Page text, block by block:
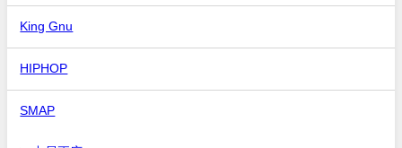
King Gnu
HIPHOP
SMAP